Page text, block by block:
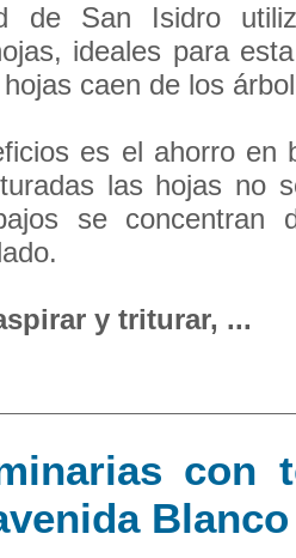
de San Isidro
ideales para
caen de los
es el ahorro en
las hojas no
se concentran
y triturar, ...
con